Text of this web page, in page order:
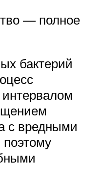
— полное
бактерий
с вредными